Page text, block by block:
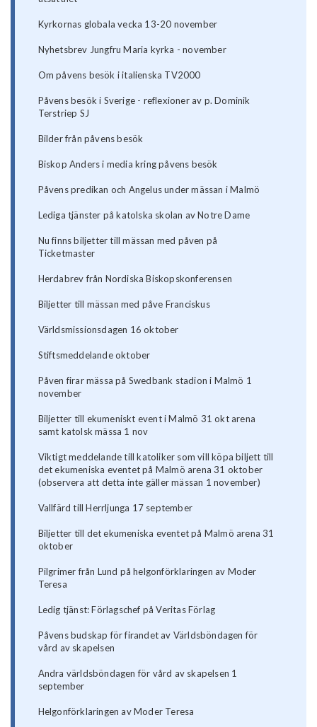
Kyrkornas globala vecka 13-20 november
Nyhetsbrev Jungfru Maria kyrka - november
Om påvens besök i italienska TV2000
Påvens besök i Sverige - reflexioner av p. Dominik
Terstriep SJ
Bilder från påvens besök
Biskop Anders i media kring påvens besök
Påvens predikan och Angelus under mässan i Malmö
Lediga tjänster på katolska skolan av Notre Dame
Nu finns biljetter till mässan med påven på
Ticketmaster
Herdabrev från Nordiska Biskopskonferensen
Biljetter till mässan med påve Franciskus
Världsmissionsdagen 16 oktober
Stiftsmeddelande oktober
Påven firar mässa på Swedbank stadion i Malmö 1
november
Biljetter till ekumeniskt event i Malmö 31 okt arena
samt katolsk mässa 1 nov
Viktigt meddelande till katoliker som vill köpa biljett till
det ekumeniska eventet på Malmö arena 31 oktober
(observera att detta inte gäller mässan 1 november)
Vallfärd till Herrljunga 17 september
Biljetter till det ekumeniska eventet på Malmö arena 31
oktober
Pilgrimer från Lund på helgonförklaringen av Moder
Teresa
Ledig tjänst: Förlagschef på Veritas Förlag
Påvens budskap för firandet av Världsböndagen för
vård av skapelsen
Andra världsböndagen för vård av skapelsen 1
september
Helgonförklaringen av Moder Teresa